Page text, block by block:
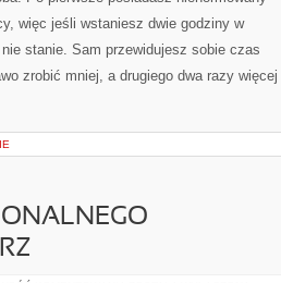
więc jeśli wstaniesz dwie godziny w
stanie. Sam przewidujesz sobie czas
zrobić mniej, a drugiego dwa razy więcej